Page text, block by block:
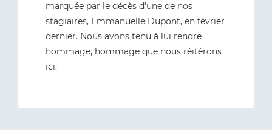
marquée par le décès d'une de nos
stagiaires, Emmanuelle Dupont, en février
dernier. Nous avons tenu à lui rendre
hommage, hommage que nous réitérons
ici.